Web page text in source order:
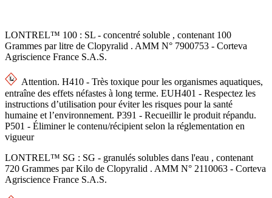
LONTREL™ 100 : SL - concentré soluble , contenant 100
Grammes par litre de Clopyralid . AMM N° 7900753 - Corteva
Agriscience France S.A.S.
Attention. H410 - Très toxique pour les organismes aquatiques,
entraîne des effets néfastes à long terme. EUH401 - Respectez les
instructions d’utilisation pour éviter les risques pour la santé
humaine et l’environnement. P391 - Recueillir le produit répandu.
P501 - Éliminer le contenu/récipient selon la réglementation en
vigueur
LONTREL™ SG : SG - granulés solubles dans l'eau , contenant
720 Grammes par Kilo de Clopyralid . AMM N° 2110063 - Corteva
Agriscience France S.A.S.